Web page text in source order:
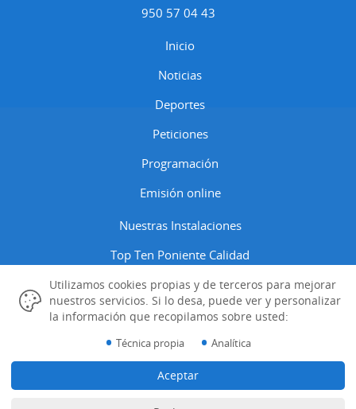
950 57 04 43
Inicio
Noticias
Deportes
Peticiones
Programación
Emisión online
Nuestras Instalaciones
Top Ten Poniente Calidad
Contactar
Aviso Legal
Política Cookies
Gestión de las Cookies
Datos Identificativos
Utilizamos cookies propias y de terceros para mejorar
nuestros servicios. Si lo desa, puede ver y personalizar
la información que recopilamos sobre usted:
• Técnica propia • Analítica
Aceptar